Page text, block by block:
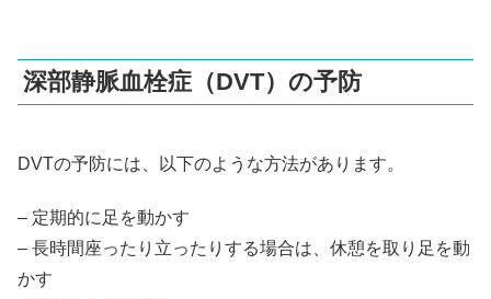
深部静脈血栓症（DVT）の予防
DVTの予防には、以下のような方法があります。
– 定期的に足を動かす
– 長時間座ったり立ったりする場合は、休憩を取り足を動
かす